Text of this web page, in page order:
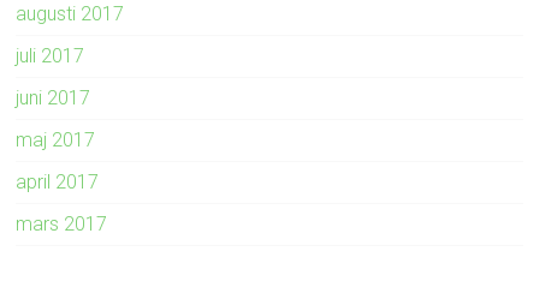
augusti 2017
juli 2017
juni 2017
maj 2017
april 2017
mars 2017